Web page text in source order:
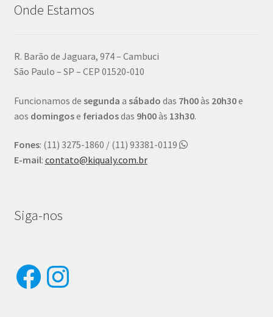
Onde Estamos
R. Barão de Jaguara, 974 – Cambuci
São Paulo – SP – CEP 01520-010
Funcionamos de segunda a sábado das 7h00às 20h30e
aos domingose feriadosdas 9h00às 13h30.
Fones: (11) 3275-1860 / (11) 93381-0119
E-mail: contato@kiqualy.com.br
Siga-nos
Facebook
Instagram